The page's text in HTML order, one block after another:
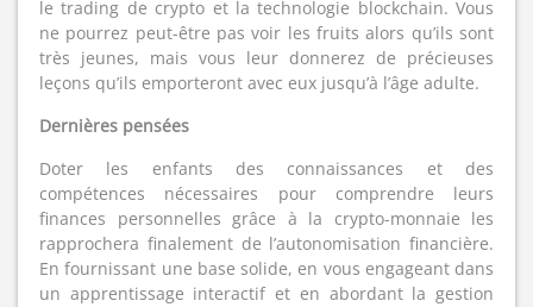
le trading de crypto et la technologie blockchain. Vous
ne pourrez peut-être pas voir les fruits alors qu’ils sont
très jeunes, mais vous leur donnerez de précieuses
leçons qu’ils emporteront avec eux jusqu’à l’âge adulte.
Dernières pensées
Doter les enfants des connaissances et des
compétences nécessaires pour comprendre leurs
finances personnelles grâce à la crypto-monnaie les
rapprochera finalement de l’autonomisation financière.
En fournissant une base solide, en vous engageant dans
un apprentissage interactif et en abordant la gestion